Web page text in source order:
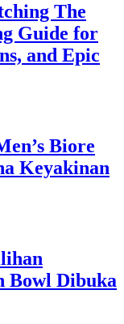
The
Guide for
and Epic
Biore
Keyakinan
Bowl Dibuka